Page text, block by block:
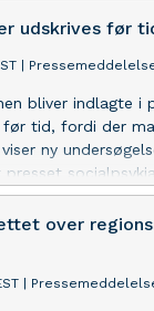
udskrives før
bliver indlagte i
tid, fordi der
ny
over